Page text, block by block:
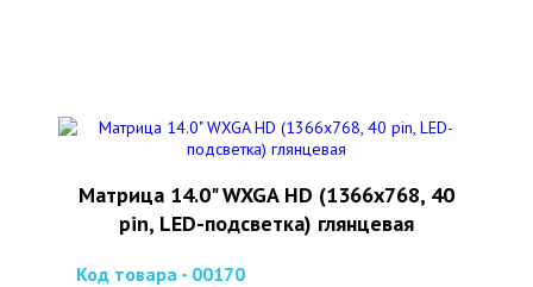
Матрица 14.0" WXGA HD (1366x768, 40
pin, LED-подсветка) глянцевая
Код товара - 00170